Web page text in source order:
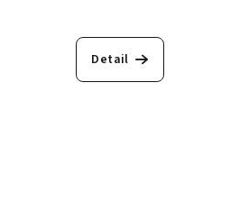
Detail